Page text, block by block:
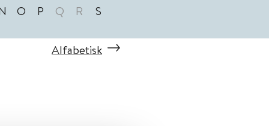
O P Q R S
Alfabetisk